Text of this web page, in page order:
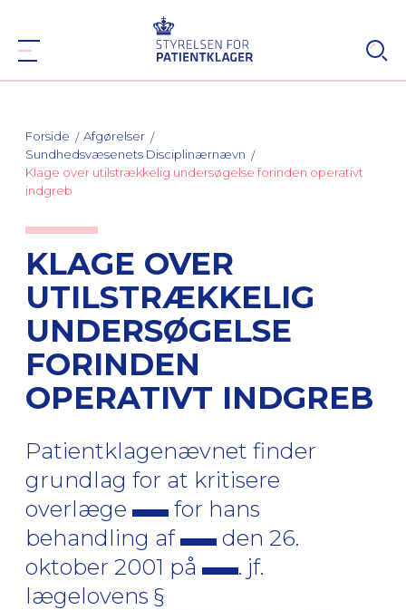
Forside
Afgørelser
Sundhedsvæsenets Disciplinærnævn
Klage over utilstrækkelig undersøgelse forinden operativt
indgreb
KLAGE OVER
UTILSTRÆKKELIG
UNDERSØGELSE
FORINDEN
OPERATIVT INDGREB
Patientklagenævnet finder
grundlag for at kritisere
overlæge
for hans
behandling af
den 26.
oktober 2001 på
. jf.
lægelovens §